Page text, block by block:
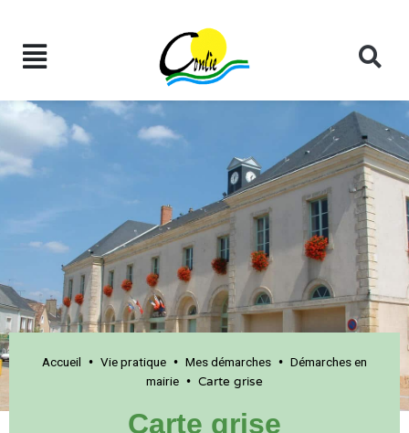
Accueil • Vie pratique • Mes démarches • Démarches en
mairie • Carte grise
Carte grise